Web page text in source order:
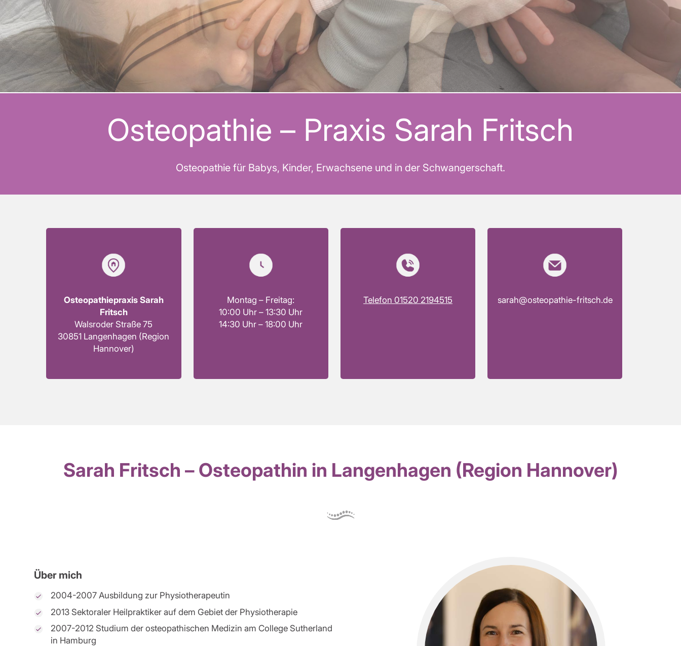
Osteopathie – Praxis Sarah Fritsch
Osteopathie für Babys, Kinder, Erwachsene und in der Schwangerschaft.
Osteopathiepraxis Sarah
Fritsch
Walsroder Straße 75
30851 Langenhagen (Region
Hannover)
Montag – Freitag:
10:00 Uhr – 13:30 Uhr
14:30 Uhr – 18:00 Uhr
Telefon 01520 2194515 sarah@osteopathie-fritsch.de
Sarah Fritsch – Osteopathin in Langenhagen (Region Hannover)
Über mich
2004-2007 Ausbildung zur Physiotherapeutin
2013 Sektoraler Heilpraktiker auf dem Gebiet der Physiotherapie
2007-2012 Studium der osteopathischen Medizin am College Sutherland
in Hamburg